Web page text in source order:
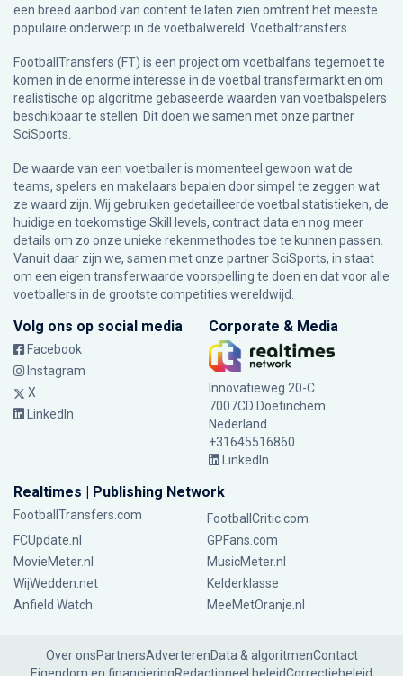
een breed aanbod van content te laten zien omtrent het meeste
populaire onderwerp in de voetbalwereld: Voetbaltransfers.
FootballTransfers (FT) is een project om voetbalfans tegemoet te
komen in de enorme interesse in de voetbal transfermarkt en om
realistische op algoritme gebaseerde waarden van voetbalspelers
beschikbaar te stellen. Dit doen we samen met onze partner
SciSports
De waarde van een voetballer is momenteel gewoon wat de
teams, spelers en makelaars bepalen door simpel te zeggen wat
ze waard zijn. Wij gebruiken gedetailleerde voetbal statistieken, de
huidige en toekomstige Skill levels, contract data en nog meer
details om zo onze unieke rekenmethodes toe te kunnen passen.
Vanuit daar zijn we, samen met onze partner SciSports, in staat
om een eigen transferwaarde voorspelling te doen en dat voor alle
voetballers in de grootste competities wereldwijd.
Volg ons op social media
Facebook
Instagram
X
LinkedIn
Corporate & Media
Innovatieweg 20-C
7007CD Doetinchem
Nederland
+31645516860
LinkedIn
Realtimes | Publishing Network
FootballTransfers.com
FootballCritic.com
FCUpdate.nl
GPFans.com
MovieMeter.nl
MusicMeter.nl
WijWedden.net
Kelderklasse
Anfield Watch
MeeMetOranje.nl
Over onsPartnersAdverterenData & algoritmenContact